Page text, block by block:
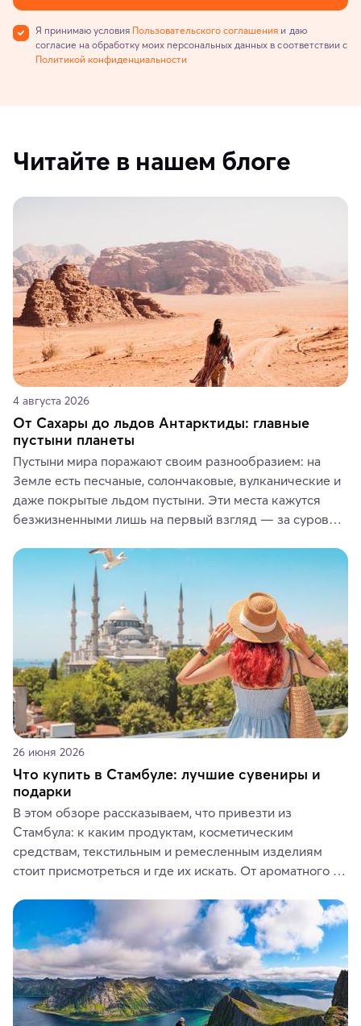
Я принимаю условия Пользовательского соглашения и даю
согласие на обработку моих персональных данных в соответствии с
Политикой конфиденциальности
Читайте в нашем блоге
4 августа 2026
От Сахары до льдов Антарктиды: главные
пустыни планеты
Пустыни мира поражают своим разнообразием: на
Земле есть песчаные, солончаковые, вулканические и
даже покрытые льдом пустыни. Эти места кажутся
безжизненными лишь на первый взгляд — за суровой
животные и маршруты, которые дарят одни из самых
ярких впечатлений от путешествий.
26 июня 2026
Что купить в Стамбуле: лучшие сувениры и
подарки
В этом обзоре рассказываем, что привезти из
Стамбула: к каким продуктам, косметическим
средствам, текстильным и ремесленным изделиям
стоит присмотреться и где их искать. От ароматного
керамики и изделий из кожи на турецких рынках и в
аутентичных лавках — в подарок близким или себе на
память о путешествии.